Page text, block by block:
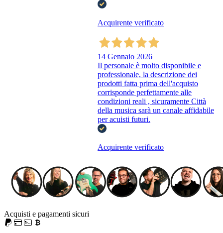
Acquirente verificato
14 Gennaio 2026
Il personale è molto disponibile e
professionale, la descrizione dei
prodotti fatta prima dell'acquisto
corrisponde perfettamente alle
condizioni reali , sicuramente Città
della musica sarà un canale affidabile
per acuisti futuri.
Acquirente verificato
Acquisti e pagamenti sicuri